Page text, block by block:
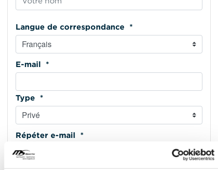
Langue de correspondance *
E-mail *
Type *
Répéter e-mail *